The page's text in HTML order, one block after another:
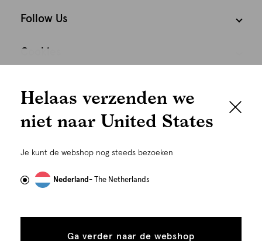
graag persoonlijk
gebruiken wij cookies en daarmee vergelijkbare
om advertenties te personaliseren...
tonen
Follow Us
Cookies
Helaas verzenden we
niet naar United States
Je kunt de webshop nog steeds bezoeken
Nederland- The Netherlands
Ga verder naar de webshop